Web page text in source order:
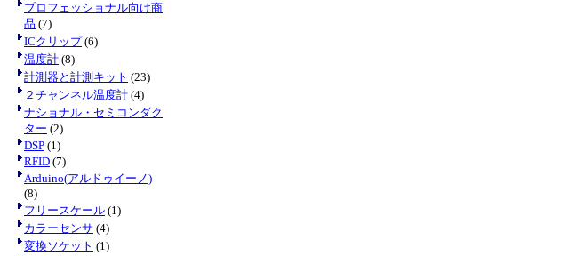
プロフェッショナル向け商
品 (7)
ICクリップ(6)
温度計 (8)
計測器と計測キット (23)
２チャンネル温度計 (4)
ナショナル・セミコンダク
ター (2)
DSP (1)
RFID (7)
Arduino(アルドゥイーノ)
(8)
フリースケール (1)
カラーセンサ (4)
変換ソケット (1)